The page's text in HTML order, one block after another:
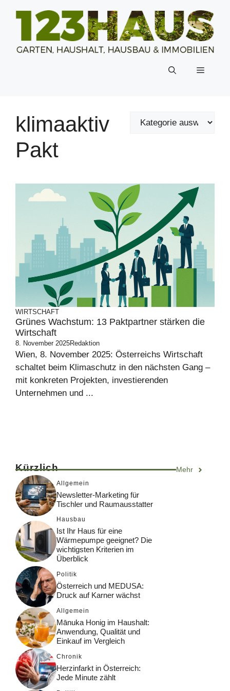
Inhalt
Menü
klimaaktiv
Pakt
WIRTSCHAFT
Grünes Wachstum: 13 Paktpartner stärken die
Wirtschaft
8. November 2025Redaktion
Wien, 8. November 2025: Österreichs Wirtschaft
schaltet beim Klimaschutz in den nächsten Gang –
mit konkreten Projekten, investierenden
Unternehmen und ...
Kürzlich Mehr
Allgemein
Newsletter-Marketing für
Tischler und Raumausstatter
Hausbau
Ist Ihr Haus für eine
Wärmepumpe geeignet? Die
wichtigsten Kriterien im
Überblick
Politik
Österreich und MEDUSA:
Druck auf Karner wächst
Allgemein
Mānuka Honig im Haushalt:
Anwendung, Qualität und
Einkauf im Vergleich
Chronik
Herzinfarkt in Österreich:
Jede Minute zählt